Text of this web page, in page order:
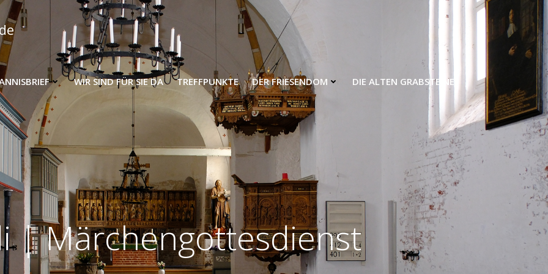
WIR SIND FÜR SIE DA TREFFPUNKTE DER FRIESENDOM DIE ALTEN GRABSTEINE
| Märchengottesdienst